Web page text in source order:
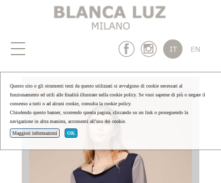
Questo sito o gli strumenti terzi da questo utilizzati si avvalgono di cookie necessari al
funzionamento ed utili alle finalità illustrate nella cookie policy. Se vuoi saperne di più o negare il
consenso a tutti o ad alcuni cookie, consulta la cookie policy.
Chiudendo questo banner, scorrendo questa pagina, cliccando su un link o proseguendo la
navigazione in altra maniera, acconsenti all’uso dei cookie.
Maggiori informazioni OK